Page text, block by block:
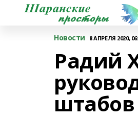
Новости 8 АПРЕЛЯ 2020,
Радий